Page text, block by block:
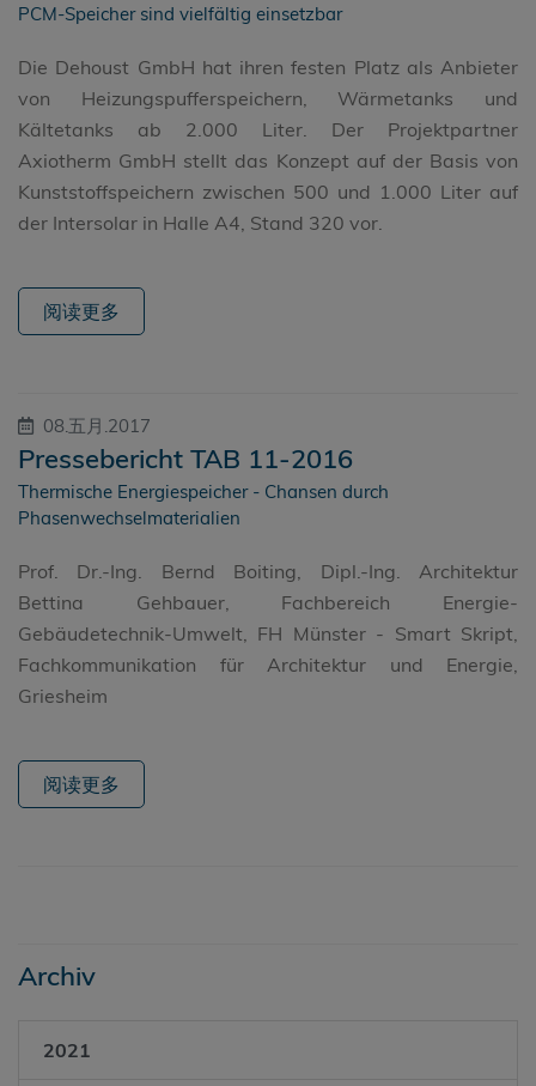
PCM-Speicher sind vielfältig einsetzbar
Die Dehoust GmbH hat ihren festen Platz als Anbieter
von Heizungspufferspeichern, Wärmetanks und
Kältetanks ab 2.000 Liter. Der Projektpartner
Axiotherm GmbH stellt das Konzept auf der Basis von
Kunststoffspeichern zwischen 500 und 1.000 Liter auf
der Intersolar in Halle A4, Stand 320 vor.
阅读更多
08.五月.2017
Pressebericht TAB 11-2016
Thermische Energiespeicher - Chansen durch
Phasenwechselmaterialien
Prof. Dr.-Ing. Bernd Boiting, Dipl.-Ing. Architektur
Bettina Gehbauer, Fachbereich Energie-
Gebäudetechnik-Umwelt, FH Münster - Smart Skript,
Fachkommunikation für Architektur und Energie,
Griesheim
阅读更多
Archiv
2021